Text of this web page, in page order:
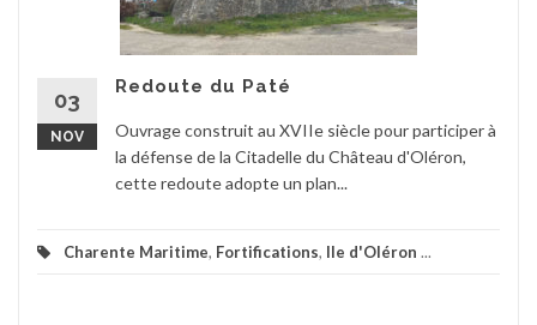
03
NOV
Redoute du Paté
Ouvrage construit au XVIIe siècle pour participer à
la défense de la Citadelle du Château d'Oléron,
cette redoute adopte un plan...
Charente Maritime, Fortifications, Ile d'Oléron ...